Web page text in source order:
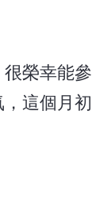
榮幸能參
這個月初